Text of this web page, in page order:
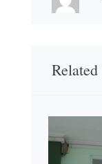
Related